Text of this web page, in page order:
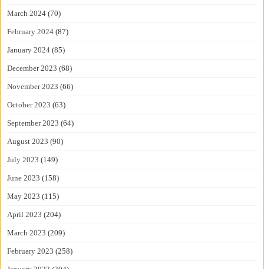
March 2024 (70)
February 2024 (87)
January 2024 (85)
December 2023 (68)
November 2023 (66)
October 2023 (63)
September 2023 (64)
August 2023 (90)
July 2023 (149)
June 2023 (158)
May 2023 (115)
April 2023 (204)
March 2023 (209)
February 2023 (258)